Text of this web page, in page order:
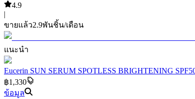
4.9
|
ขายแล้ว2.9พันชิ้น/เดือน
แนะนำ
Eucerin SUN SERUM SPOTLESS BRIGHTENING
฿1,330
ข้อมูล